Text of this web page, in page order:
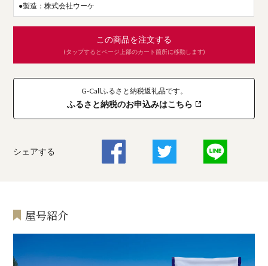
●製造：株式会社ウーケ
この商品を注文する
(タップするとページ上部のカート箇所に移動します)
G-Callふるさと納税返礼品です。
ふるさと納税のお申込みはこちら
シェアする
屋号紹介